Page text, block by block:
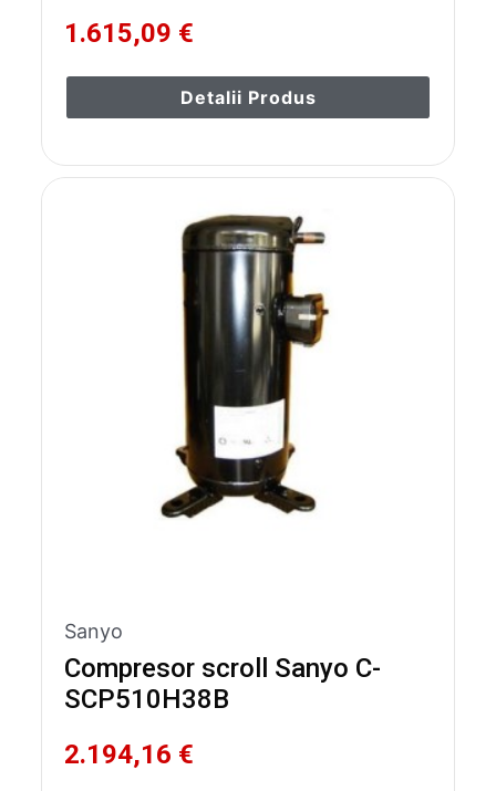
1.615,09 €
Detalii Produs
Sanyo
Compresor scroll Sanyo C-
SCP510H38B
2.194,16 €